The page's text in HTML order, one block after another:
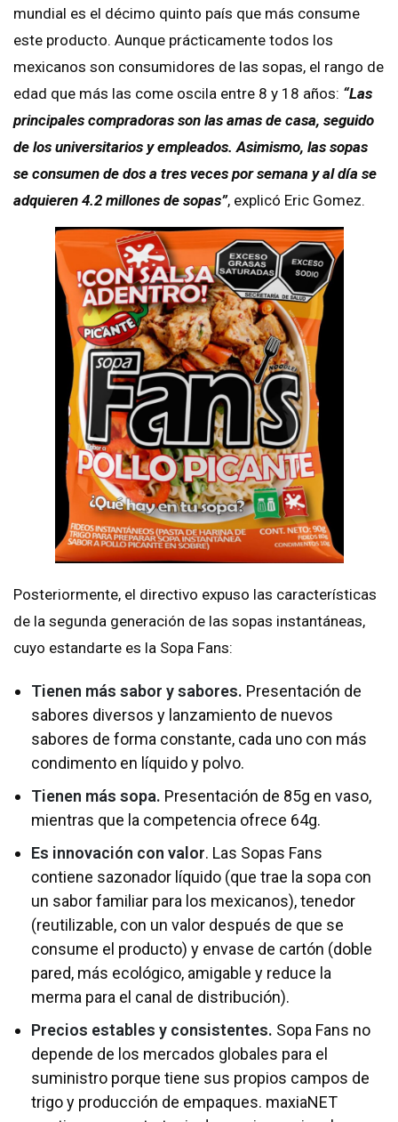
mundial es el décimo quinto país que más consume
este producto. Aunque prácticamente todos los
mexicanos son consumidores de las sopas, el rango de
edad que más las come oscila entre 8 y 18 años: “Las
principales compradoras son las amas de casa, seguido
de los universitarios y empleados. Asimismo, las sopas
se consumen de dos a tres veces por semana y al día se
adquieren 4.2 millones de sopas”, explicó Eric Gomez.
Posteriormente, el directivo expuso las características
de la segunda generación de las sopas instantáneas,
cuyo estandarte es la Sopa Fans:
Tienen más sabor y sabores. Presentación de
sabores diversos y lanzamiento de nuevos
sabores de forma constante, cada uno con más
condimento en líquido y polvo.
Tienen más sopa. Presentación de 85g en vaso,
mientras que la competencia ofrece 64g.
Es innovación con valor. Las Sopas Fans
contiene sazonador líquido (que trae la sopa con
un sabor familiar para los mexicanos), tenedor
(reutilizable, con un valor después de que se
consume el producto) y envase de cartón (doble
pared, más ecológico, amigable y reduce la
merma para el canal de distribución).
Precios estables y consistentes. Sopa Fans no
depende de los mercados globales para el
suministro porque tiene sus propios campos de
trigo y producción de empaques. maxiaNET